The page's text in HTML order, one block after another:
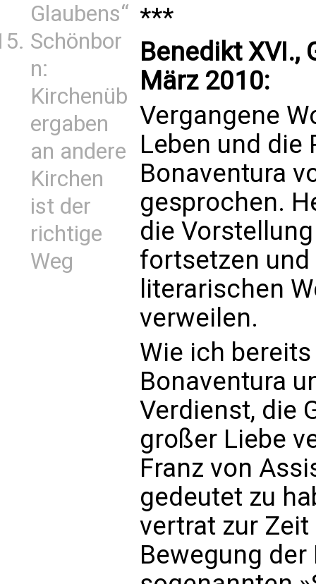
Glaubens“
Schönbor
n:
Kirchenüb
ergaben
an andere
Kirchen
ist der
richtige
Weg
***
Benedikt XVI.,
März 2010:
Vergangene
Leben und die
Bonaventura
gesprochen.
die
fortsetzen und
literarischen
verweilen.
Wie ich
Bonaventura
Verdienst, die
großer Liebe
Franz von
gedeutet zu
vertrat zur
Bewegung